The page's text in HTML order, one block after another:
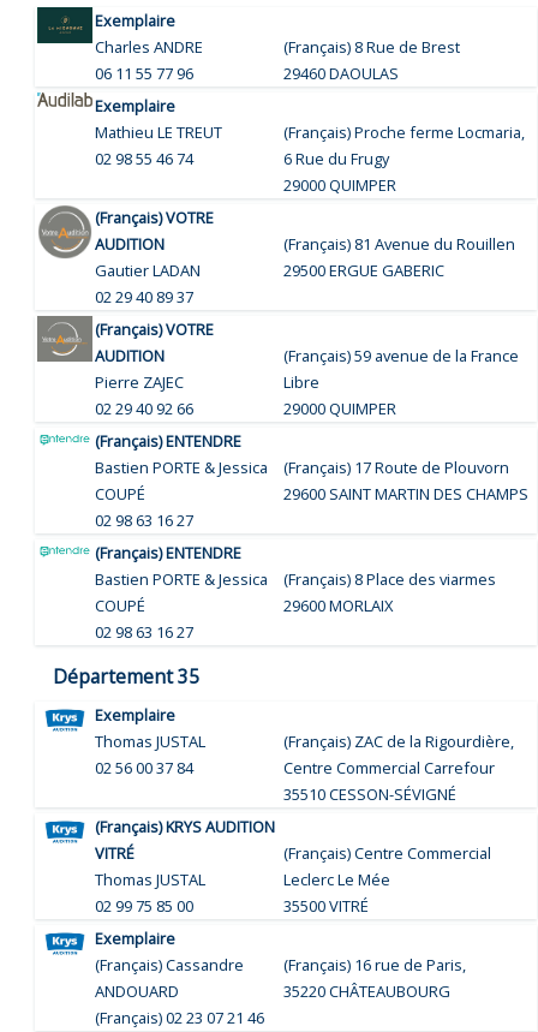
Exemplaire
Charles ANDRE
06 11 55 77 96
(Français) 8 Rue de Brest
29460 DAOULAS
Exemplaire
Mathieu LE TREUT
02 98 55 46 74
(Français)Proche ferme Locmaria,
6 Rue du Frugy
29000 QUIMPER
(Français) VOTRE
AUDITION
Gautier LADAN
02 29 40 89 37
(Français) 81 Avenue du Rouillen
29500 ERGUE GABERIC
(Français) VOTRE
AUDITION
Pierre ZAJEC
02 29 40 92 66
(Français) 59 avenue de la France
Libre
29000 QUIMPER
(Français) ENTENDRE
Bastien PORTE & Jessica
COUPÉ
02 98 63 16 27
(Français) 17 Route de Plouvorn
29600 SAINT MARTIN DES CHAMPS
(Français) ENTENDRE
Bastien PORTE & Jessica
COUPÉ
02 98 63 16 27
(Français) 8 Place des viarmes
29600 MORLAIX
Département 35
Exemplaire
Thomas JUSTAL
02 56 00 37 84
(Français) ZAC de la Rigourdière,
Centre Commercial Carrefour
35510 CESSON-SÉVIGNÉ
(Français) KRYS AUDITION
VITRÉ
Thomas JUSTAL
02 99 75 85 00
(Français) Centre Commercial
Leclerc Le Mée
35500 VITRÉ
Exemplaire
(Français) Cassandre
ANDOUARD
(Français) 02 23 07 21 46
(Français) 16 rue de Paris,
35220 CHÂTEAUBOURG